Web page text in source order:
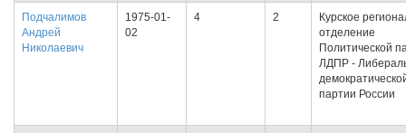
Подчалимов
Андрей
Николаевич
1975-01-
02
4 2
Курское
отделение
Политической
ЛДПР -
партии России